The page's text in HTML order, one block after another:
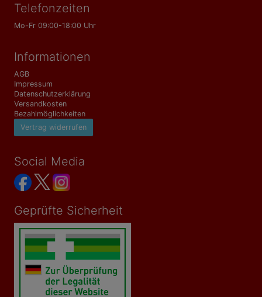
Telefonzeiten
Mo-Fr 09:00-18:00 Uhr
Informationen
AGB
Impressum
Datenschutzerklärung
Versandkosten
Bezahlmöglichkeiten
Vertrag widerrufen
Social Media
Geprüfte Sicherheit